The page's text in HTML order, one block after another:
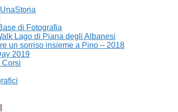
di Fotografia
Lago di Piana degli Albanesi
un sorriso insieme a Pino – 2018
2019
Corsi